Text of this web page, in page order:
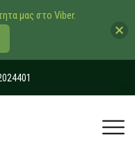
μας στο Viber.